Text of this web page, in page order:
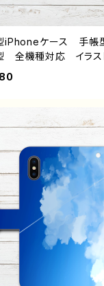
iPhoneケース 手帳
全機種対応 イラ
美しい 景色 可
Galaxy
6/6s/7/8 Android
ー服 黒髪 後ろ姿
絵師 クリエイター
逅 作：ヤモリ